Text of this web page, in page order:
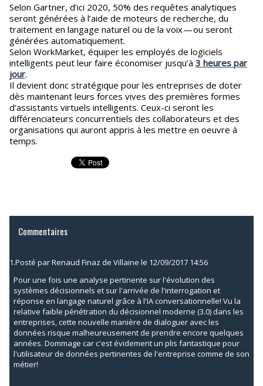
Selon Gartner, d’ici 2020, 50% des requêtes analytiques
seront générées à l’aide de moteurs de recherche, du
traitement en langage naturel ou de la voix — ou seront
générées automatiquement.
Selon WorkMarket, équiper les employés de logiciels
intelligents peut leur faire économiser jusqu’à 3 heures par
jour.
Il devient donc stratégique pour les entreprises de doter
dès maintenant leurs forces vives des premières formes
d’assistants virtuels intelligents. Ceux-ci seront les
différenciateurs concurrentiels des collaborateurs et des
organisations qui auront appris à les mettre en oeuvre à
temps.
Commentaires
1.Posté parRenaud Finaz de Villaine le 12/09/2017 14:56
Pour une fois une analyse pertinente sur l'évolution des
systèmes décisionnels et sur l'arrivée de l'interrogation et
réponse en langage naturel grâce à l'IA conversationnelle! Vu la
relative faible pénétration du décisionnel moderne (3.0) dans les
entreprises, cette nouvelle manière de dialoguer avec les
données risque malheureusement de prendre encore quelques
années. Dommage car c'est évidement un plis fantastique pour
l'utilisateur de données pertinentes de l'entreprise comme de son
métier!